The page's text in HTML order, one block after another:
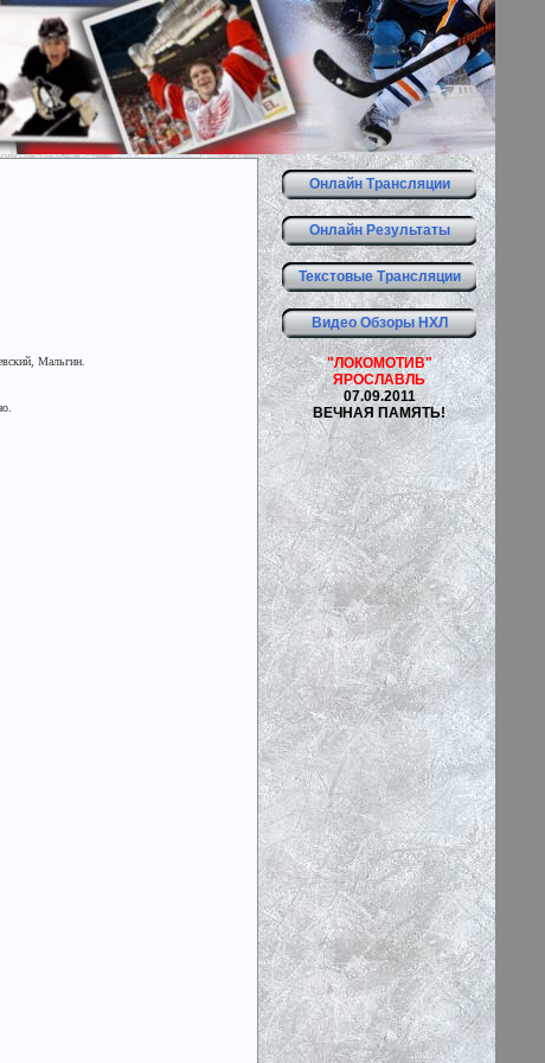
Онлайн Трансляции
Онлайн Результаты
Текстовые Трансляции
Видео Обзоры НХЛ
"ЛОКОМОТИВ"
ЯРОСЛАВЛЬ
07.09.2011
ВЕЧНАЯ ПАМЯТЬ!
Мальгин.